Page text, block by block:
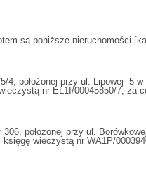
są poniższe nieruchomości
4, położonej przy ul. Lipowej 5
nr EL1I/00045850/7, za
położonej przy ul.
wieczystą nr WA1P/